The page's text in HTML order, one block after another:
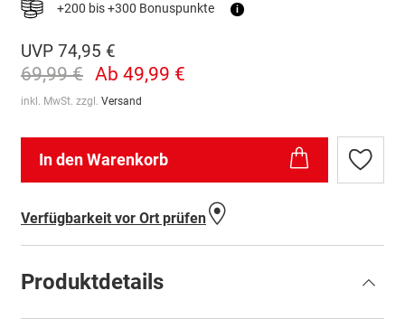
+200 bis +300 Bonuspunkte i
UVP 74,95 €
69,99 € Ab 49,99 €
inkl. MwSt. zzgl. Versand
In den Warenkorb
Zur
Verfügbarkeit vor Ort prüfen
Produktdetails